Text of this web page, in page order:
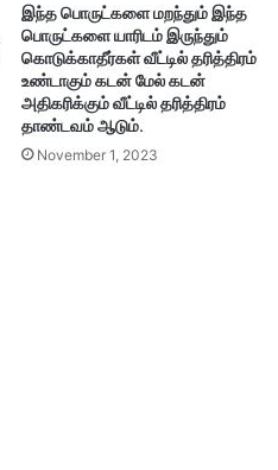
இந்த பொருட்களை மறந்தும் இந்த
பொருட்களை யாரிடம் இருந்தும்
கொடுக்காதீர்கள் வீட்டில் தரித்திரம்
உண்டாகும் கடன் மேல் கடன்
அதிகரிக்கும் வீட்டில் தரித்திரம்
தாண்டவம் ஆடும்.
November 1, 2023